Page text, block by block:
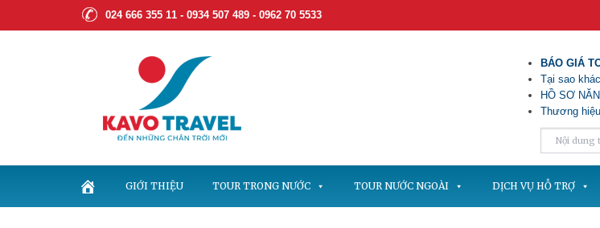
024 666 355 11 - 0934 507 489 - 0962 70 5533
BÁO GIÁ
Tại sao
HỒ SƠ
Thương
GIỚI THIỆU TOUR TRONG NƯỚC TOUR NƯỚC NGOÀI DỊCH VỤ HỖ TRỢ